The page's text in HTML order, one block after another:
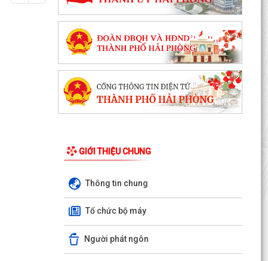
GIỚI THIỆU CHUNG
Thông tin chung
Tổ chức bộ máy
Người phát ngôn